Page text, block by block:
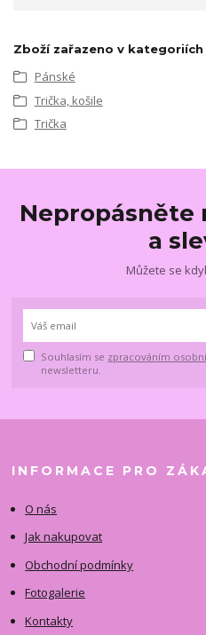
Zboží zařazeno v kategoriích
Pánské
Trička, košile
Trička
Nepropásněte
a
Můžete se
Souhlasím se zpracováním
newsletteru.
INFORMACE PRO
O nás
Jak nakupovat
Obchodní podmínky
Fotogalerie
Kontakty